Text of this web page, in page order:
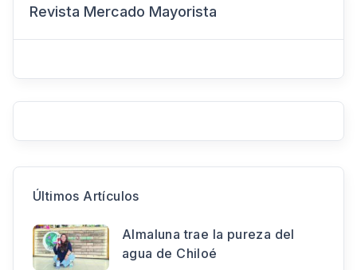
Revista Mercado Mayorista
Últimos Artículos
Almaluna trae la pureza del
agua de Chiloé